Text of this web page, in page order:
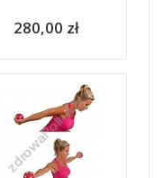
280,00 zł